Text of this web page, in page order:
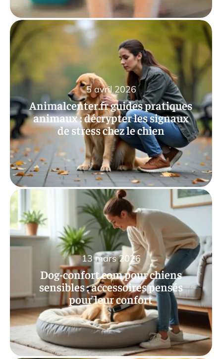
Animalcenter.fr guides pratiques
animaux : décrypter les signaux
de stress chez le chien
5 avril 2026
Dog-confort.com pour chiens
sensibles : accessoires pensés
pour leur confort
13 mars 2026